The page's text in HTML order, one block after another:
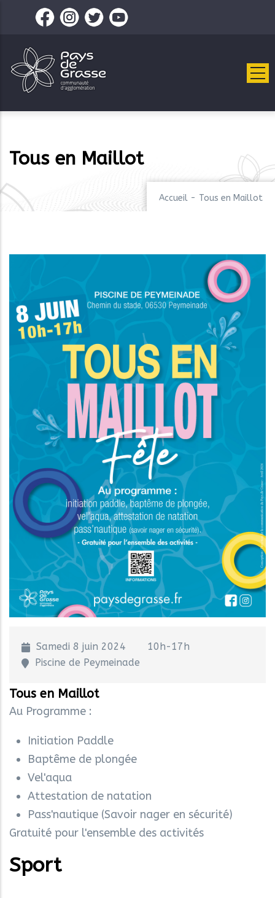
contenu
principal
Tous en Maillot
Accueil - Tous en Maillot
Samedi 8 juin 2024
10h-17h
Piscine de Peymeinade
Tous en Maillot
Au Programme :
Initiation Paddle
Baptême de plongée
Vel'aqua
Attestation de natation
Pass'nautique (Savoir nager en sécurité)
Gratuité pour l'ensemble des activités
Sport